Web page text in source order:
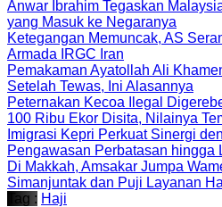
Anwar Ibrahim Tegaskan
yang Masuk ke Negaranya
Ketegangan Memuncak, AS
Armada IRGC Iran
Pemakaman Ayatollah Ali
Setelah Tewas, Ini Alasannya
Peternakan Kecoa Ilegal
100 Ribu Ekor Disita, Nilainya
Imigrasi Kepri Perkuat Sinergi
Pengawasan Perbatasan hingga
Di Makkah, Amsakar Jumpa
Simanjuntak dan Puji Layanan
Tag : Haji